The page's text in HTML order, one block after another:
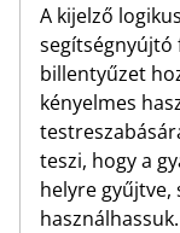
A kijelző
segítségnyújtó
billentyűzet
kényelmes
teszi, hogy a
helyre
használhassuk.